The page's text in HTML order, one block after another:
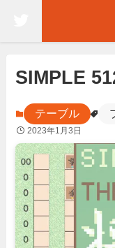
SIMPLE
テーブル
2023年1月3日